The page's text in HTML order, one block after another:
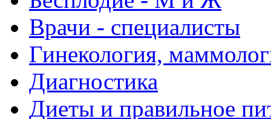
Врачи - специалисты
Гинекология,
Диагностика
Диеты и правильное